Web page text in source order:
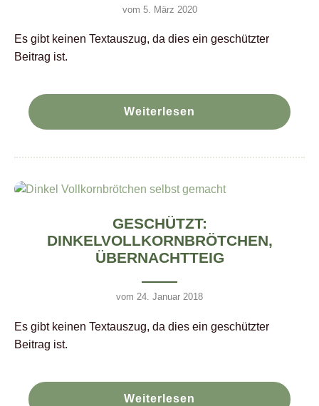
vom 5. März 2020
Es gibt keinen Textauszug, da dies ein geschützter
Beitrag ist.
Weiterlesen
GESCHÜTZT:
DINKELVOLLKORNBRÖTCHEN,
ÜBERNACHTTEIG
vom 24. Januar 2018
Es gibt keinen Textauszug, da dies ein geschützter
Beitrag ist.
Weiterlesen